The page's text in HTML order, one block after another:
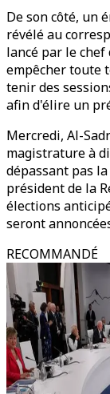
De son côté, un
révélé au
lancé par le
empêcher toute
tenir des
afin d'élire un
Mercredi, Al-
magistrature à
dépassant pas
président de la
élections
seront
RECOMMANDÉ